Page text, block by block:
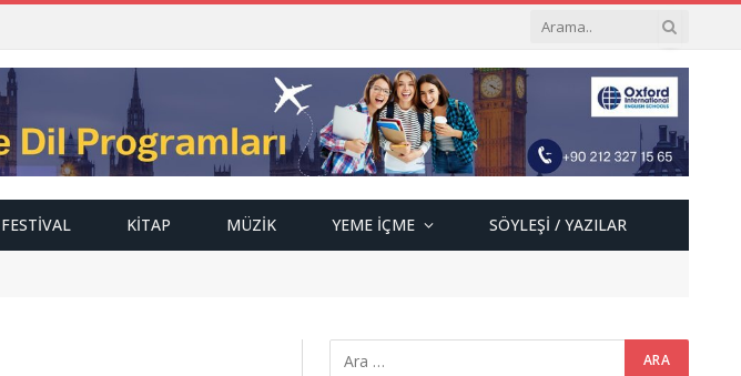
FESTIVAL KITAP MÜZIK YEME İÇME SÖYLEŞI / YAZILAR